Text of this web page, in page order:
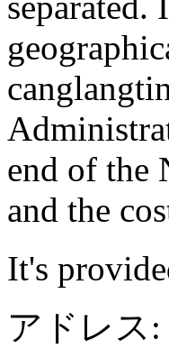
end of the
and the
It's
アドレス